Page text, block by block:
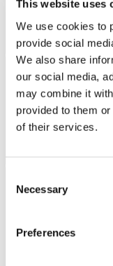
This website uses
We use cookies to
provide social
We also share
our social media,
may combine it
provided to them
of their services.
Selection
Necessary
Preferences